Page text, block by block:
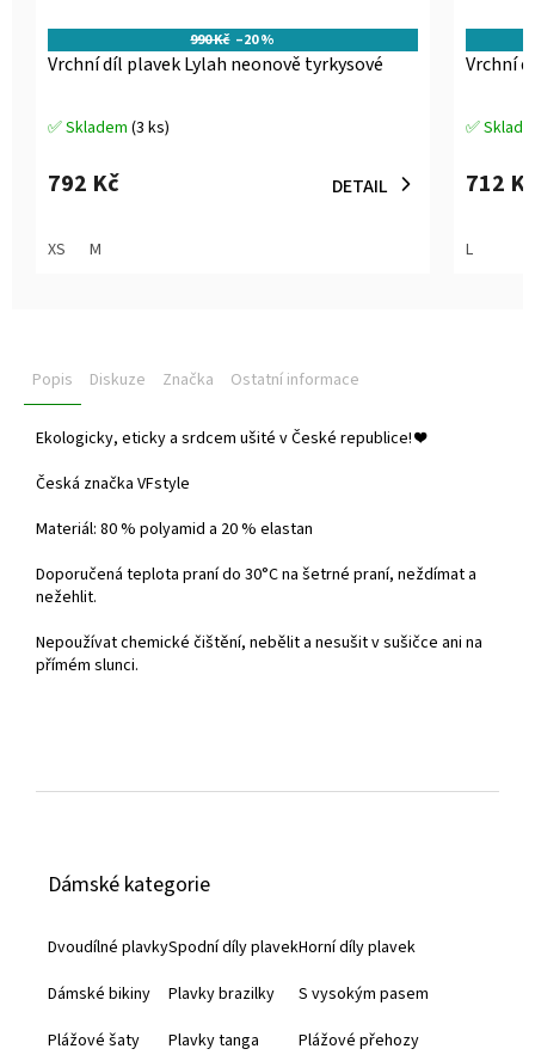
990 Kč –20 %
Vrchní díl plavek Lylah neonově tyrkysové
Průměrné
produktu
je
z
✅ Skladem (3 ks)
792 Kč DETAIL
XS M
Vrchní
Průměrné
produktu
je
z
✅
712
L
Popis Diskuze Značka Ostatní informace
Ekologicky, eticky a srdcem ušité v České republice!❤️
Česká značka VFstyle
Materiál: 80 % polyamid a 20 % elastan
Doporučená teplota praní do 30°C na šetrné praní, neždímat a
nežehlit.
Nepoužívat chemické čištění, nebělit a nesušit v sušičce ani na
přímém slunci.
Dámské kategorie
Dvoudílné plavky
Dámské bikiny
Plážové šaty
Spodní díly plavek
Plavky brazilky
Plavky tanga
Horní díly plavek
S vysokým pasem
Plážové přehozy